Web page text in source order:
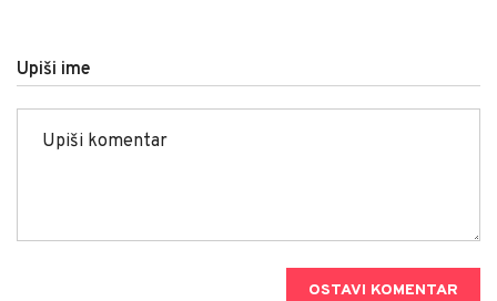
Upiši ime
OSTAVI KOMENTAR